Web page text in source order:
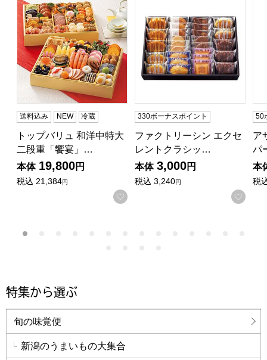
送料込み NEW 冷蔵
トップバリュ 和洋中特大
二段重「饗宴」…
本体 19,800円
税込 21,384円
お気に入りに登録する
330ボーナスポイント
ファクトリーシン エクセ
レントクラシッ…
本体 3,000円
税込 3,240円
お気
50
ア
パ
本
税
特集から選ぶ
旬の味覚便
新潟のうまいもの大集合